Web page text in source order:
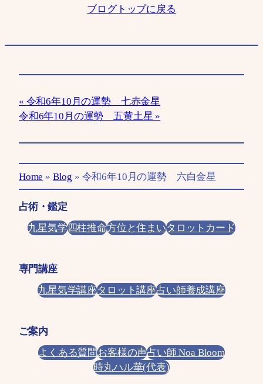
ブログトップに戻る
令和6年10月の運勢 七赤金星
令和6年10月の運勢 五黄土星
Home » Blog » 令和6年10月の運勢 六白金星
占術・鑑定
九星気学四柱推命方位と住まいタロットカード
専門講座
九星気学講座タロット講座占い師養成講座
ご案内
よくある質問お客様の声占い師 Noa Bloom
時丸ハル華(代表)